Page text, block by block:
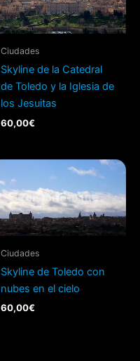
Ciudades
Skyline de la Catedral
de Toledo y la Iglesia de
los Jesuitas
60,00€
Ciudades
Skyline de Toledo con
nubes en el cielo
60,00€